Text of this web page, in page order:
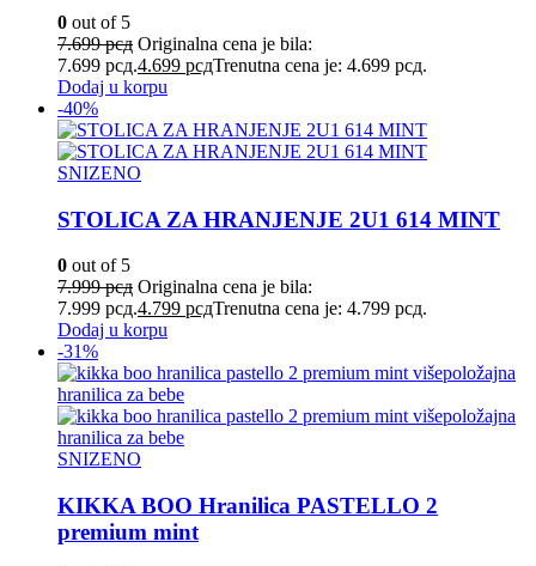
0 out of 5
7.699рсд Originalna cena je bila:
7.699 рсд.4.699 рсдTrenutna cena je: 4.699 рсд.
Dodaj u korpu
-40%
SNIZENO
STOLICA ZA HRANJENJE 2U1 614 MINT
0 out of 5
7.999рсд Originalna cena je bila:
7.999 рсд.4.799 рсдTrenutna cena je: 4.799 рсд.
Dodaj u korpu
-31%
SNIZENO
KIKKA BOO Hranilica PASTELLO 2
premium mint